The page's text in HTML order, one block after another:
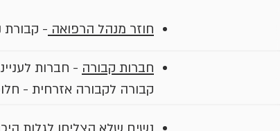
חוזר מנהל הרפואה - קבורת
חברות קבורה - חברות
קבורה לקבורה אזרחית -